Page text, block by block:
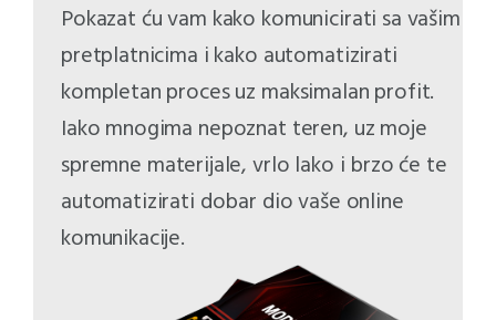
Pokazat ću vam kako komunicirati sa vašim
pretplatnicima i kako automatizirati
kompletan proces uz maksimalan profit.
Iako mnogima nepoznat teren, uz moje
spremne materijale, vrlo lako i brzo će te
automatizirati dobar dio vaše online
komunikacije.